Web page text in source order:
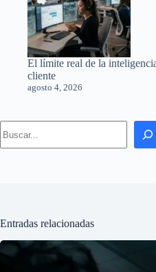
El límite real de la
cliente
agosto 4, 2026
Entradas relacionadas